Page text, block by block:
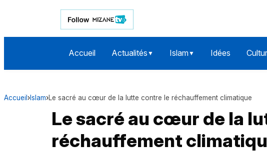
Accueil Actualités ▼ Islam▼ Idées
Accueil ›Islam›Le sacré au cœur de la lutte contre le réchauffement climatique
Le sacré au cœur de la
réchauffement